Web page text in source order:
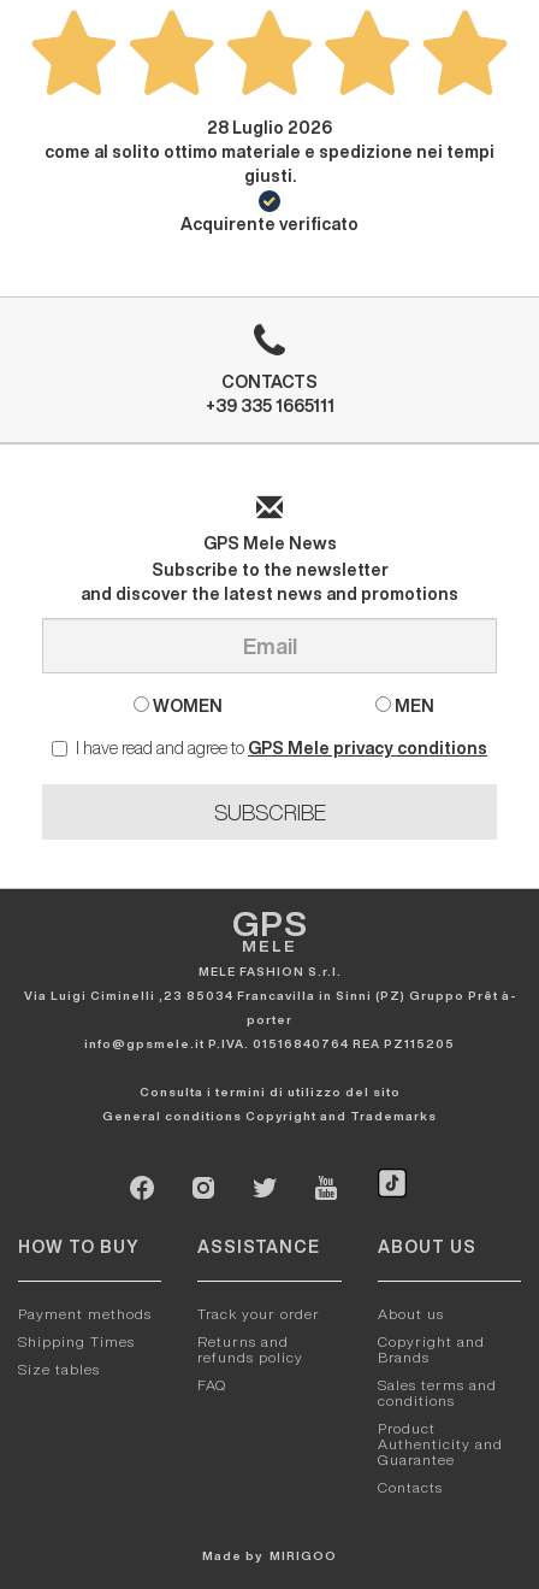
28 Luglio 2026
come al solito ottimo materiale e spedizione nei tempi
giusti.
Acquirente verificato
CONTACTS
+39 335 1665111
GPS Mele News
Subscribe to the newsletter
and discover the latest news and promotions
WOMEN MEN
I have read and agree to GPS Mele privacy conditions
SUBSCRIBE
GPS
MELE
MELE FASHION S.r.l.
Via Luigi Ciminelli ,23 85034 Francavilla in Sinni (PZ) Gruppo Prêt à-
porter
info@gpsmele.it P.IVA. 01516840764 REA PZ115205
Consulta i termini di utilizzo del sito
General conditions Copyright and Trademarks
HOW TO BUY
Payment methods
Shipping Times
Size tables
ASSISTANCE
Track your order
Returns and
refunds policy
FAQ
ABOUT US
About us
Copyright and
Brands
Sales terms and
conditions
Product
Authenticity and
Guarantee
Contacts
Made by MIRIGOO